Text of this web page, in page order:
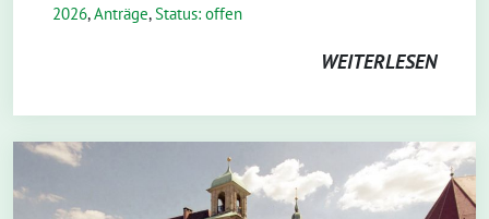
2026,Anträge,Status: offen
WEITERLESEN